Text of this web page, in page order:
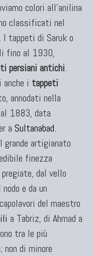
colori all'anilina
classificati nel
I tappeti di Saruk o
fino al 1930,
persiani antichi.
i tappeti
annodati nella
1883, data
a Sultanabad.
grande artigianato
finezza
dal vello
e da un
del maestro
a Tabriz, di Ahmad a
tra le più
di minore